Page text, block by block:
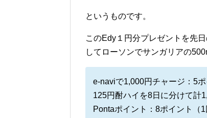
というものです。
このEdy１円分プレゼントを先
してローソンでサンガリアの
e-naviで1,000円チャージ：5
125円酎ハイを8日に分けて計
Pontaポイント：8ポイント（1